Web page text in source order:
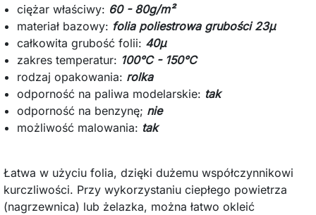
ciężar właściwy: 60 - 80g/m²
materiał bazowy: folia poliestrowa grubości 23µ
całkowita grubość folii: 40µ
zakres temperatur: 100°C - 150°C
rodzaj opakowania: rolka
odporność na paliwa modelarskie: tak
odporność na benzynę; nie
możliwość malowania: tak
Łatwa w użyciu folia, dzięki dużemu współczynnikowi
kurczliwości. Przy wykorzystaniu ciepłego powietrza
(nagrzewnica) lub żelazka, można łatwo okleić